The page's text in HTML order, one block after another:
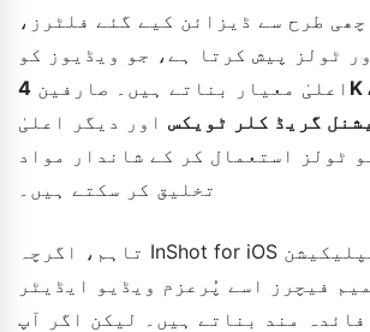
طرح سے ڈیزائن کیے گئے فلٹرز،
ٹولز پیش کرتا ہے، جو ویڈیوز کو
اعلیٰ معیار بناتے ہیں۔ صارفین 4K ایڈیٹنگ
گریڈ کلر ٹویکس اور دیگر اعلیٰ
ٹولز استعمال کر کے شاندار مواد
تخلیق کر سکتے ہیں۔
تاہم، اگرچہ InShot for iOS ایک ادا شدہ ایپلیکیشن
فیچرز اسے پُرعزم ویڈیو ایڈیٹر
مند بناتے ہیں۔ لیکن اگر آپ